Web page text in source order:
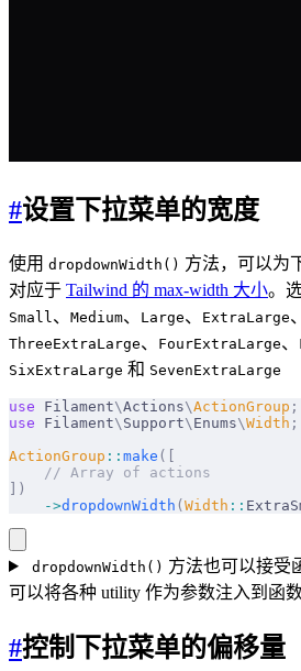
#设置下拉菜单的宽度
使用 dropdownWidth() 方法，可以为
对应于 Tailwind 的 max-width 大小。
Small、 Medium、 Large、 ExtraLarge、
ThreeExtraLarge、 FourExtraLarge、
SixExtraLarge 和 SevenExtraLarge
use Filament\Actions\ActionGroup ;
use Filament\ Support\ Enums\Width ;
ActionGroup :: make ([
    // Array of actions
])
    ->
dropdownWidth ( Width ::
dropdownWidth() 方法也可以接受
可以将各种 utility 作为参数注入到函数
#控制下拉菜单的偏移量